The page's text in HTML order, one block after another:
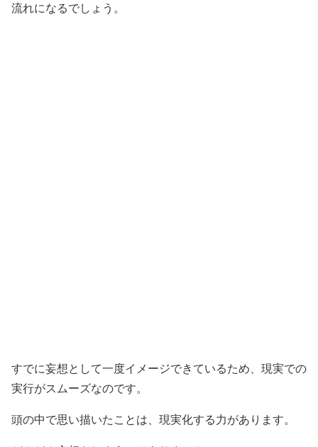
流れになるでしょう。
すでに妄想として一度イメージできているため、現実での
実行がスムーズなのです。
頭の中で思い描いたことは、現実化する力があります。